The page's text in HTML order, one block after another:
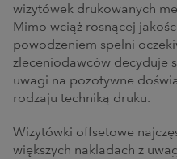
wizytówek drukowanych
Mimo wciąż rosnącej
powodzeniem spełni
zleceniodawców decyduje
uwagi na pozotywne
rodzaju techniką druku.
Wizytówki offsetowe
większych nakładach z